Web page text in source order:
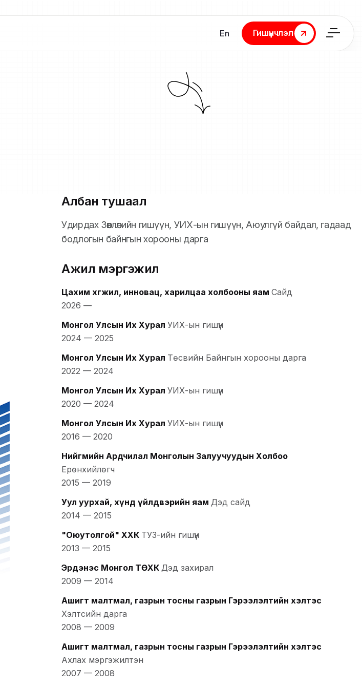
En
Гишүүнчлэл
Гишүүнчлэл
Албан тушаал
Удирдах Зөвлөлийн гишүүн, УИХ-ын гишүүн, Аюулгүй байдал, гадаад
бодлогын байнгын хорооны дарга
Ажил мэргэжил
Цахим хөгжил, инновац, харилцаа холбооны яам Сайд
2026 —
Монгол Улсын Их Хурал УИХ-ын гишүүн
2024 — 2025
Монгол Улсын Их Хурал Төсвийн Байнгын хорооны дарга
2022 — 2024
Монгол Улсын Их Хурал УИХ-ын гишүүн
2020 — 2024
Монгол Улсын Их Хурал УИХ-ын гишүүн
2016 — 2020
Нийгмийн Ардчилал Монголын Залуучуудын Холбоо
Ерөнхийлөгч
2015 — 2019
Уул уурхай, хүнд үйлдвэрийн яам Дэд сайд
2014 — 2015
"Оюутолгой" ХХК ТУЗ-ийн гишүүн
2013 — 2015
Эрдэнэс Монгол ТӨХК Дэд захирал
2009 — 2014
Ашигт малтмал, газрын тосны газрын Гэрээлэлтийн хэлтэс
Хэлтсийн дарга
2008 — 2009
Ашигт малтмал, газрын тосны газрын Гэрээлэлтийн хэлтэс
Ахлах мэргэжилтэн
2007 — 2008